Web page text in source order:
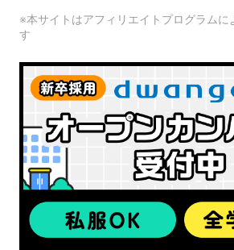
※本サイトはアフィリエイトプログラムに
す